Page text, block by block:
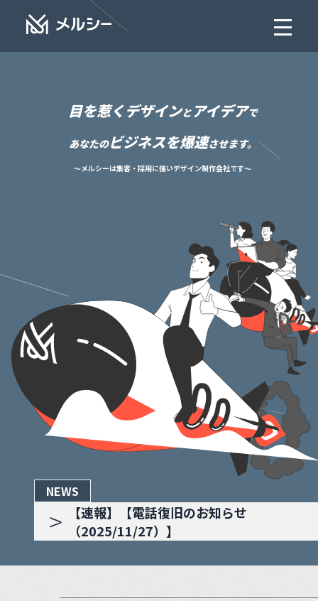
目を惹くデザインとアイデア
目を惹くデザインとアイデアで
あなたのビジネスを爆速させます。
〜メルシーは集客・採用に強いデザイン制作会社です〜
NEWS
>
【速報】【電話復旧のお知らせ
（2025/11/27）】